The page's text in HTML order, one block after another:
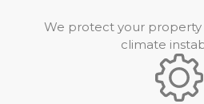
We protect your
climate